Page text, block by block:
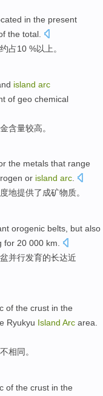
in the present
the total.
约占10 %以上。
island arc
of geo chemical
金含量较高。
the metals that range
or island arc.
地提供了成矿物质。
orogenic belts , but also
for 20 000 km
盆并行发育的长达近
of the crust in the
Ryukyu Island Arc area.
相同。
of the crust in the